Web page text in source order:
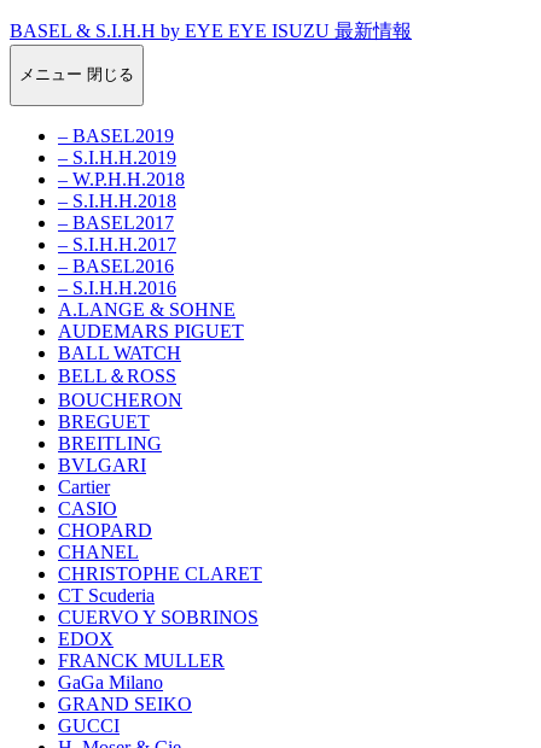
BASEL & S.I.H.H by EYE EYE ISUZU 最新情報
メニュー 閉じる
– BASEL2019
– S.I.H.H.2019
– W.P.H.H.2018
– S.I.H.H.2018
– BASEL2017
– S.I.H.H.2017
– BASEL2016
– S.I.H.H.2016
A.LANGE & SOHNE
AUDEMARS PIGUET
BALL WATCH
BELL＆ROSS
BOUCHERON
BREGUET
BREITLING
BVLGARI
Cartier
CASIO
CHOPARD
CHANEL
CHRISTOPHE CLARET
CT Scuderia
CUERVO Y SOBRINOS
EDOX
FRANCK MULLER
GaGa Milano
GRAND SEIKO
GUCCI